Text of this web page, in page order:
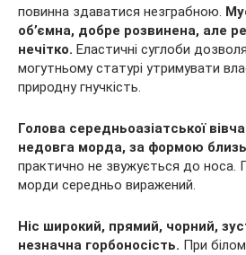
повинна здаватися незграбною.
об’ємна, добре розвинена, але
нечітко. Еластичні суглоби
могутньому статурі утримувати
природну гнучкість.
Голова середньоазіатської
недовга морда, за формою
практично не звужується до носа.
морди середньо виражений.
Ніс широкий, прямий, чорний,
незначна горбоносість. При